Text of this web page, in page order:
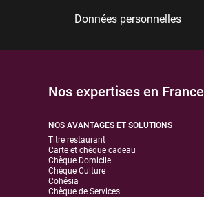
Données personnelles
Nos expertises en France
NOS AVANTAGES ET SOLUTIONS
Titre restaurant
Carte et chèque cadeau
Chèque Domicile
Chèque Culture
Cohésia
Chèque de Services